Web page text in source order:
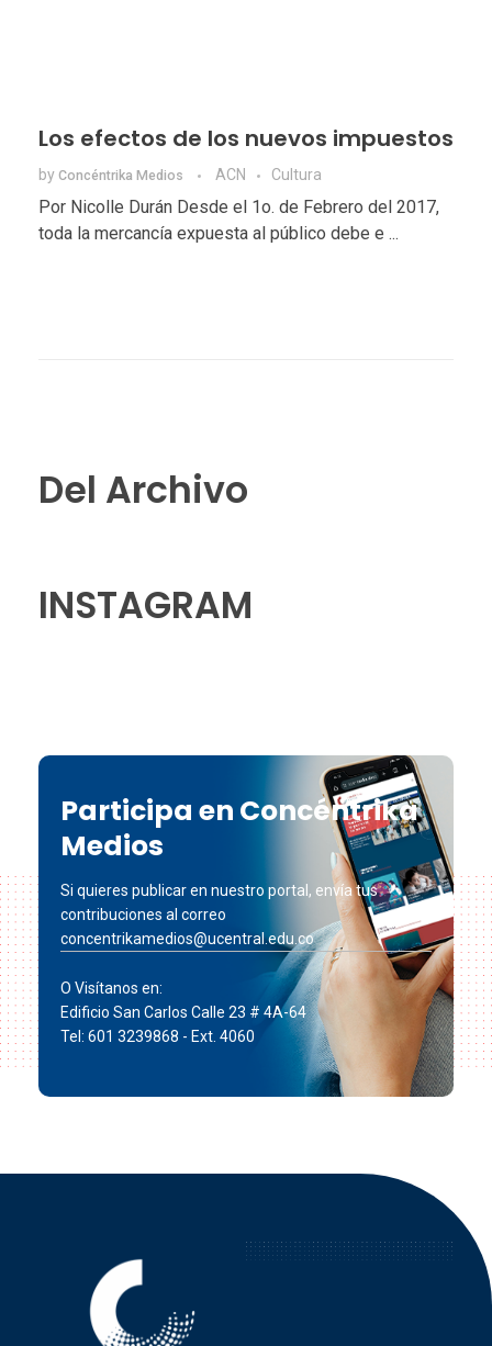
Los efectos de los nuevos impuestos
by Concéntrika Medios ACN Cultura
Por Nicolle Durán Desde el 1o. de Febrero del 2017,
toda la mercancía expuesta al público debe e ...
Del Archivo
INSTAGRAM
Participa en Concéntrika
Medios
Si quieres publicar en nuestro portal, envía tus
contribuciones al correo
concentrikamedios@ucentral.edu.co
O Visítanos en:
Edificio San Carlos Calle 23 # 4A-64
Tel: 601 3239868 - Ext. 4060